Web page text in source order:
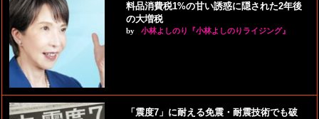
料品消費税1%の甘い誘惑に隠された2年後
の大増税
by 小林よしのり『小林よしのりライジング』
「震度7」に耐える免震・耐震技術でも破